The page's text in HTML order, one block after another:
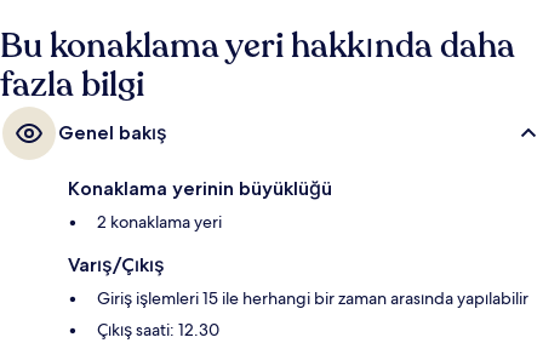
Bu konaklama yeri hakkında daha
fazla bilgi
Genel bakış
Konaklama yerinin büyüklüğü
2 konaklama yeri
Varış/Çıkış
Giriş işlemleri 15 ile herhangi bir zaman arasında yapılabilir
Çıkış saati: 12.30